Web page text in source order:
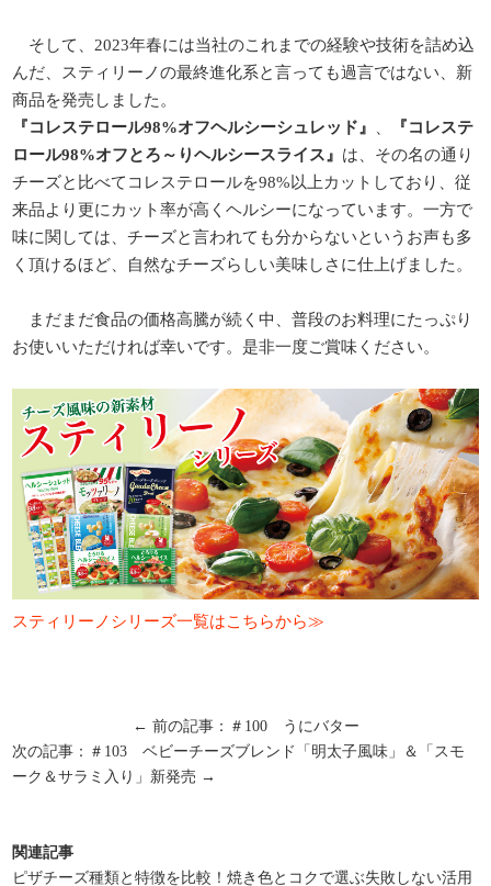
そして、2023年春には当社のこれまでの経験や技術を詰め込
んだ、スティリーノの最終進化系と言っても過言ではない、新
商品を発売しました。
『コレステロール98%オフヘルシーシュレッド』
『コレステ
ロール98%オフとろ～りヘルシースライス』 は、その名の通り
チーズと比べてコレステロールを98%以上カットしており、従
来品より更にカット率が高くヘルシーになっています。一方で
味に関しては、チーズと言われても分からないというお声も多
く頂けるほど、自然なチーズらしい美味しさに仕上げました。
まだまだ食品の価格高騰が続く中、普段のお料理にたっぷり
お使いいただければ幸いです。是非一度ご賞味ください。
スティリーノシリーズ一覧はこちらから≫
← 前の記事：＃100 うにバター
次の記事：＃103 ベビーチーズブレンド「明太子風味」＆「スモ
ーク＆サラミ入り」新発売 →
関連記事
ピザチーズ種類と特徴を比較！焼き色とコクで選ぶ失敗しない活用